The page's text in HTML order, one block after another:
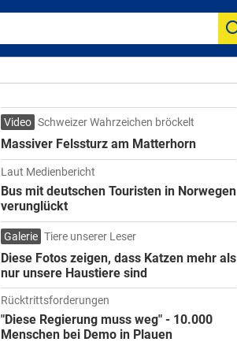
Video Schweizer Wahrzeichen bröckelt
Massiver Felssturz am Matterhorn
Laut Medienbericht
Bus mit deutschen Touristen in Norwegen
verunglückt
Galerie Tiere unserer Leser
Diese Fotos zeigen, dass Katzen mehr als
nur unsere Haustiere sind
Rücktrittsforderungen
"Diese Regierung muss weg" - 10.000
Menschen bei Demo in Plauen